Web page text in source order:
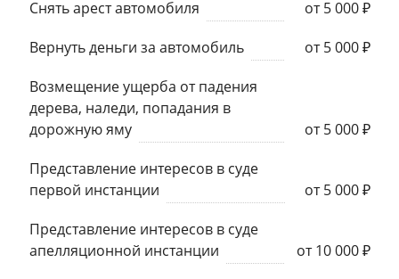
Снять арест автомобиля
от 5 000 ₽
Вернуть деньги за автомобиль
от 5 000 ₽
Возмещение ущерба от падения
дерева, наледи, попадания в
дорожную яму
от 5 000 ₽
Представление интересов в суде
первой инстанции
от 5 000 ₽
Представление интересов в суде
апелляционной инстанции
от 10 000 ₽